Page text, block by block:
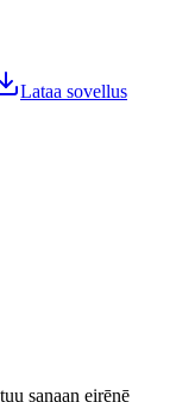
Lataa sovellus
sanaan eirēnē